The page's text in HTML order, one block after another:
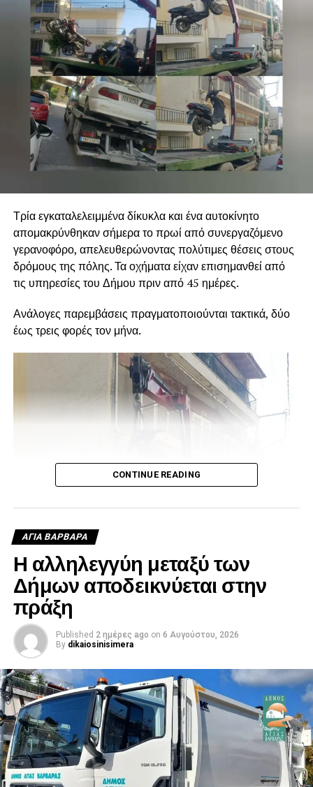
Τρία εγκαταλελειμμένα δίκυκλα και ένα αυτοκίνητο
απομακρύνθηκαν σήμερα το πρωί από συνεργαζόμενο
γερανοφόρο, απελευθερώνοντας πολύτιμες θέσεις στους
δρόμους της πόλης. Τα οχήματα είχαν επισημανθεί από
τις υπηρεσίες του Δήμου πριν από 45 ημέρες.
Ανάλογες παρεμβάσεις πραγματοποιούνται τακτικά, δύο
έως τρεις φορές τον μήνα.
CONTINUE READING
ΑΓΙΑ ΒΑΡΒΑΡΑ
Η αλληλεγγύη μεταξύ των
Δήμων αποδεικνύεται στην
πράξη
Published 2 ημέρες ago on 6 Αυγούστου, 2026
By dikaiosinisimera